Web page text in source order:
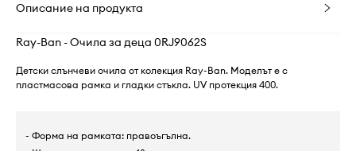
Описание на продукта
Ray-Ban - Очила за деца 0RJ9062S
Детски слънчеви очила от колекция Ray-Ban. Моделът е с
пластмасова рамка и гладки стъкла. UV протекция 400.
- Форма на рамката: правоъгълна.